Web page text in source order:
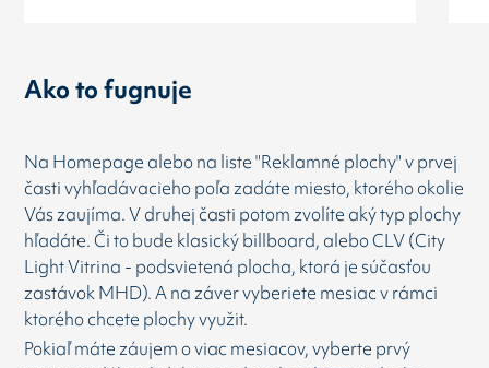
Ako to fugnuje
Na Homepage alebo na liste "Reklamné plochy" v prvej
časti vyhľadávacieho poľa zadáte miesto, ktorého okolie
Vás zaujíma. V druhej časti potom zvolíte aký typ plochy
hľadáte. Či to bude klasický billboard, alebo CLV (City
Light Vitrina - podsvietená plocha, ktorá je súčasťou
zastávok MHD). A na záver vyberiete mesiac v rámci
ktorého chcete plochy využit.
Pokiaľ máte záujem o viac mesiacov, vyberte prvý